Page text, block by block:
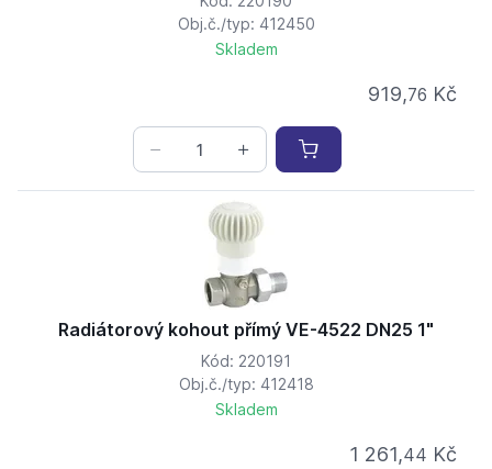
Obj.č./typ: 412450
Skladem
919,76 Kč
Radiátorový kohout přímý VE-4522 DN25 1"
Kód: 220191
Obj.č./typ: 412418
Skladem
1 261,44 Kč